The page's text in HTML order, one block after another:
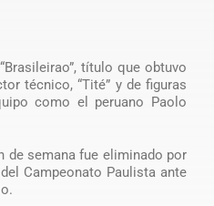
título que obtuvo
técnico, “Tité” y de figuras
como el peruano Paolo
de semana fue eliminado por
Campeonato Paulista ante